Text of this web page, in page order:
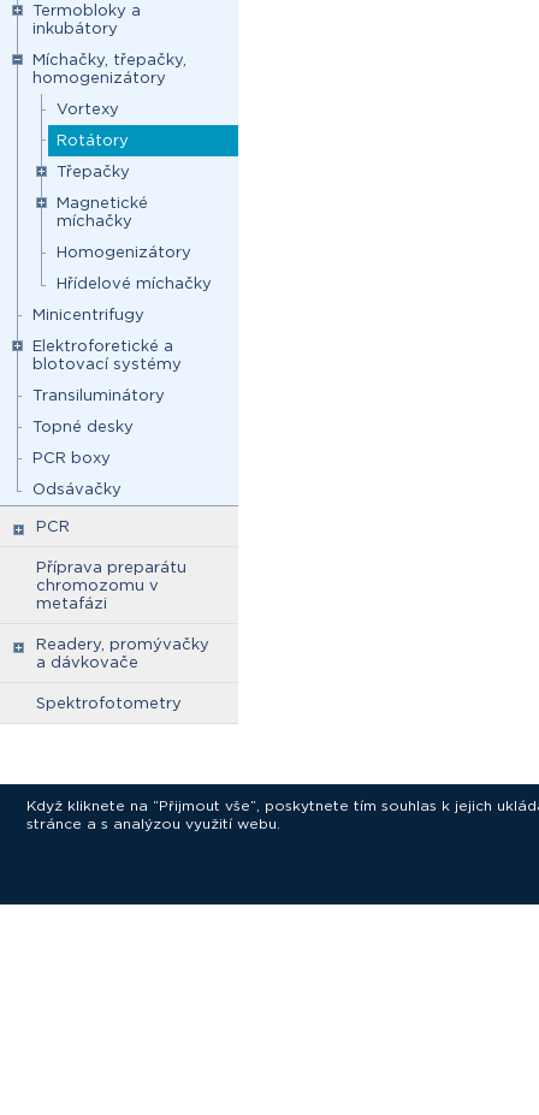
Termobloky a
inkubátory
Míchačky, třepačky,
homogenizátory
Vortexy
Rotátory
Třepačky
Magnetické
míchačky
Homogenizátory
Hřídelové míchačky
Minicentrifugy
Elektroforetické a
blotovací systémy
Transiluminátory
Topné desky
PCR boxy
Odsávačky
PCR
Příprava preparátu
chromozomu v
metafázi
Readery, promývačky
a dávkovače
Spektrofotometry
Když kliknete na “Přijmout vše”, poskytnete tím souhlas k jejich
stránce a s analýzou využití webu.